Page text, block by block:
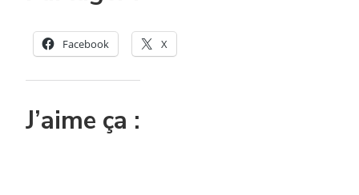
Facebook X
J’aime ça :